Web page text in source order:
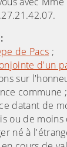
de Pacs ;
d'un
sur
commune ;
datant de
ou de
né à